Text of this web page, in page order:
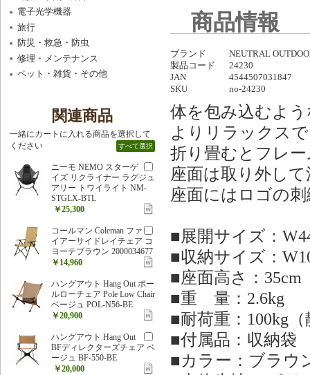
商品情報
ブランド
NEUTRAL
製品コード
24230
JAN
4544507031847
SKU
no-24230
体を包み込むよ
よりリラックス
折り畳むとフレ
座面は取り外し
座面にはロゴの
■展開サイズ：
■収納サイズ：
■座面高さ：35cm
■重 量：2.6kg
■耐荷重：100kg
■付属品：収納袋
■カラー：ブラウ
電子光学機器
旅行
防災・救急・防虫
修理・メンテナンス
ペット・雑貨・その他
関連商品
一緒にカートに入れる商品を選択して
ください
すべて選択
ニーモ NEMO スターゲ
イズ リクライナー ラグジュ
アリー トワイライト NM-
STGLX-BTL
￥25,300
コールマン Coleman ファ
イアーサイドレイチェア コ
ヨーテブラウン 2000034677
￥14,960
ハングアウト Hang Out ポー
ルローチェア Pole Low Chair
ベージュ POL-N56-BE
￥20,900
ハングアウト Hang Out
BFディレクターズチェア ベ
ージュ BF-550-BE
￥20,000